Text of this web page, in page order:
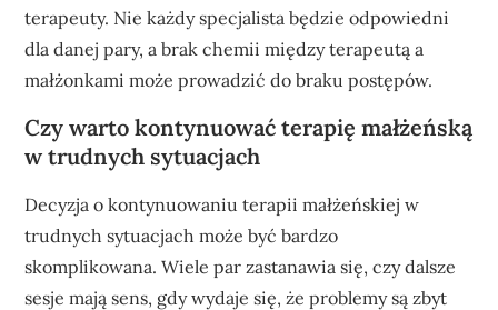
terapeuty. Nie każdy specjalista będzie odpowiedni
dla danej pary, a brak chemii między terapeutą a
małżonkami może prowadzić do braku postępów.
Czy warto kontynuować terapię małżeńską
w trudnych sytuacjach
Decyzja o kontynuowaniu terapii małżeńskiej w
trudnych sytuacjach może być bardzo
skomplikowana. Wiele par zastanawia się, czy dalsze
sesje mają sens, gdy wydaje się, że problemy są zbyt